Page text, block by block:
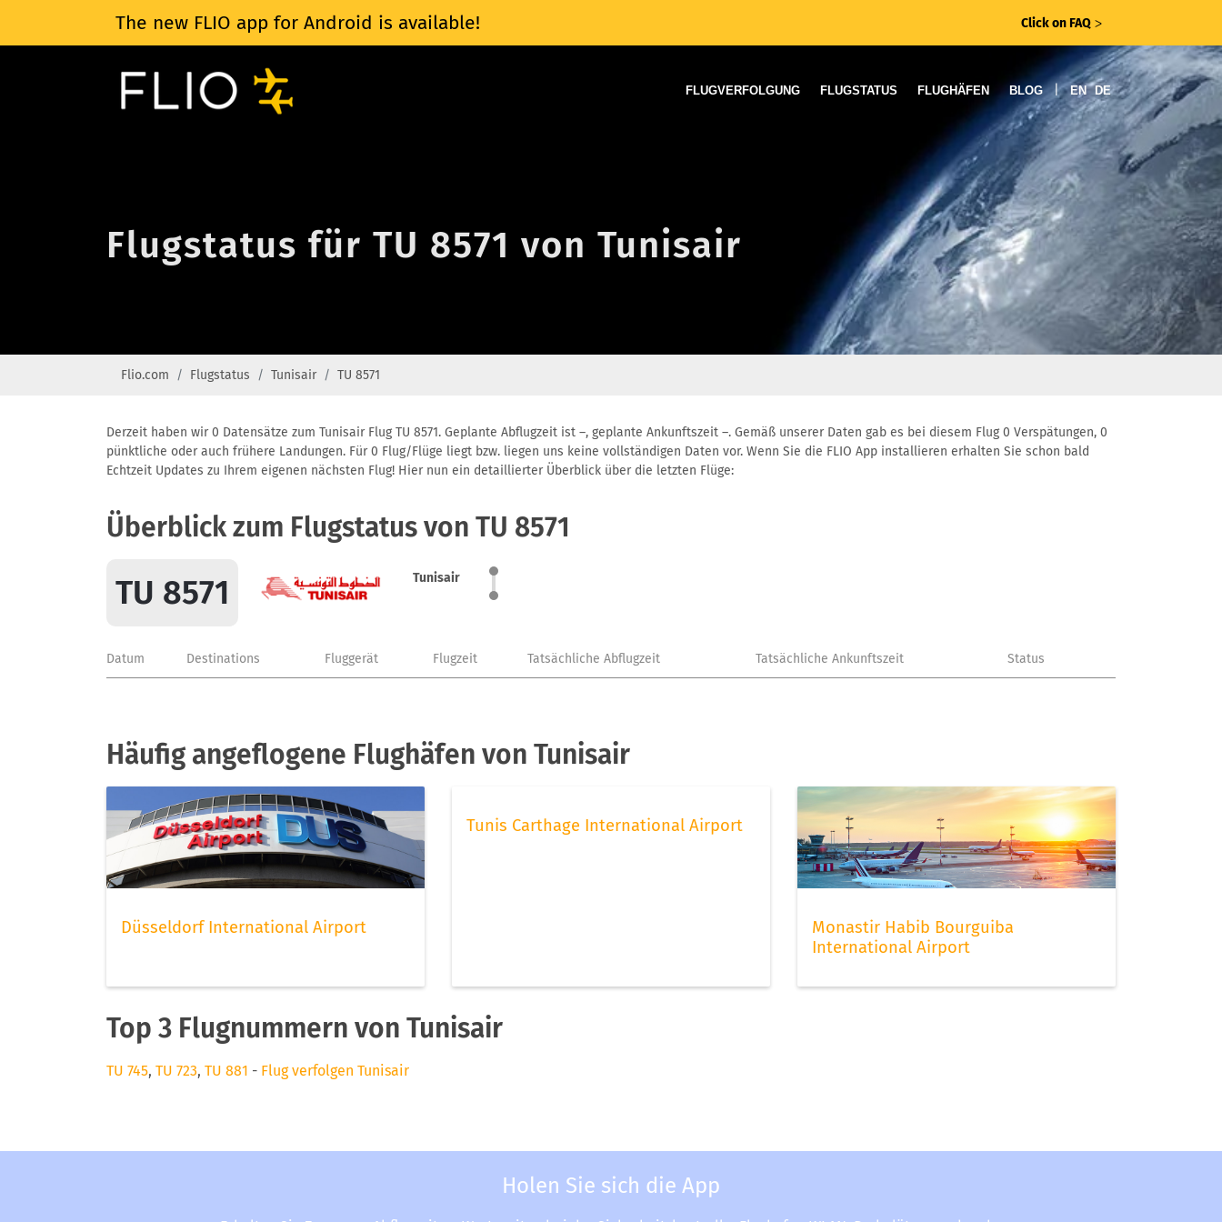
The new FLIO app for Android is available! Click on FAQ ᐳ
FLUGVERFOLGUNG FLUGSTATUS FLUGHÄFEN BLOG | EN DE
Flugstatus für TU 8571 von Tunisair
Flio.com Flugstatus Tunisair TU 8571
Derzeit haben wir 0 Datensätze zum Tunisair Flug TU 8571. Geplante Abflugzeit ist –, geplante Ankunftszeit –. Gemäß unserer Daten gab es bei diesem Flug 0 Verspätungen, 0
pünktliche oder auch frühere Landungen. Für 0 Flug/Flüge liegt bzw. liegen uns keine vollständigen Daten vor. Wenn Sie die FLIO App installieren erhalten Sie schon bald
Echtzeit Updates zu Ihrem eigenen nächsten Flug! Hier nun ein detaillierter Überblick über die letzten Flüge:
Überblick zum Flugstatus von TU 8571
TU 8571 Tunisair
Datum Destinations Fluggerät Flugzeit Tatsächliche Abflugzeit Tatsächliche Ankunftszeit Status
Häufig angeflogene Flughäfen von Tunisair
Düsseldorf International Airport
Tunis Carthage International Airport
Monastir Habib Bourguiba
International Airport
Top 3 Flugnummern von Tunisair
TU 745, TU 723, TU 881 - Flug verfolgen Tunisair
Holen Sie sich die App